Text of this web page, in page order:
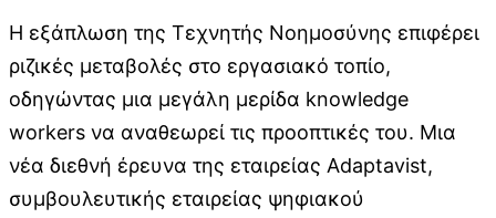
Η εξάπλωση της Τεχνητής Νοημοσύνης επιφέρει
ριζικές μεταβολές στο εργασιακό τοπίο,
οδηγώντας μια μεγάλη μερίδα knowledge
workers να αναθεωρεί τις προοπτικές του. Μια
νέα διεθνή έρευνα της εταιρείας Adaptavist,
συμβουλευτικής εταιρείας ψηφιακού